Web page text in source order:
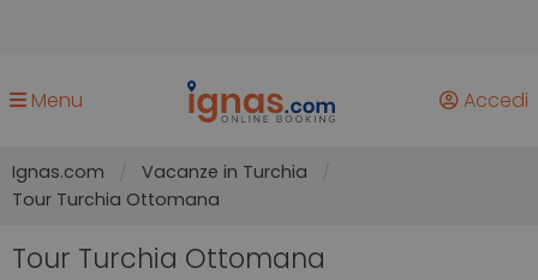
Menu Accedi
Ignas.com
Vacanze in Turchia
Tour Turchia Ottomana
Tour Turchia Ottomana